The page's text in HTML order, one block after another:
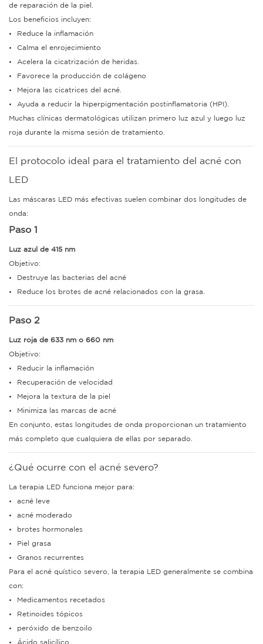
de reparación de la piel.
Los beneficios incluyen:
Reduce la inflamación
Calma el enrojecimiento
Acelera la cicatrización de heridas.
Favorece la producción de colágeno
Mejora las cicatrices del acné.
Ayuda a reducir la hiperpigmentación postinflamatoria (HPI).
Muchas clínicas dermatológicas utilizan primero luz azul y luego luz
roja durante la misma sesión de tratamiento.
El protocolo ideal para el tratamiento del acné con
LED
Las máscaras LED más efectivas suelen combinar dos longitudes de
onda:
Paso 1
Luz azul de 415 nm
Objetivo:
Destruye las bacterias del acné
Reduce los brotes de acné relacionados con la grasa.
Paso 2
Luz roja de 633 nm o 660 nm
Objetivo:
Reducir la inflamación
Recuperación de velocidad
Mejora la textura de la piel
Minimiza las marcas de acné
En conjunto, estas longitudes de onda proporcionan un tratamiento
más completo que cualquiera de ellas por separado.
¿Qué ocurre con el acné severo?
La terapia LED funciona mejor para:
acné leve
acné moderado
brotes hormonales
Piel grasa
Granos recurrentes
Para el acné quístico severo, la terapia LED generalmente se combina
con:
Medicamentos recetados
Retinoides tópicos
peróxido de benzoilo
Ácido salicílico